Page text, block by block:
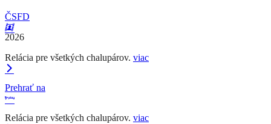
ČSFD
2026
Relácia pre všetkých chalupárov. viac
Prehrať na
Relácia pre všetkých chalupárov. viac